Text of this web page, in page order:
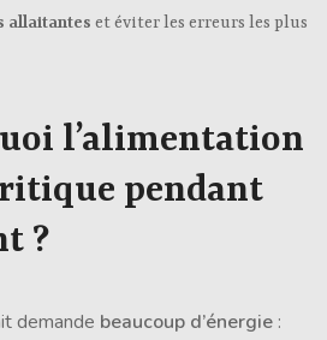
allaitantes et éviter les erreurs les plus
l’alimentation
pendant
?
demande beaucoup d’énergie :